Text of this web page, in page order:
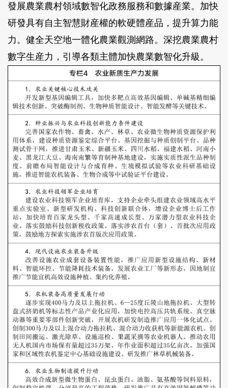
發展農業農村領域數智化政務服務和數據産業。加快
研發具有自主智慧財産權的軟硬體産品，提升算力能
力。健全天空地一體化農業觀測網路。深挖農業農村
數字生産力，引導各類主體加快農業數智化升級。